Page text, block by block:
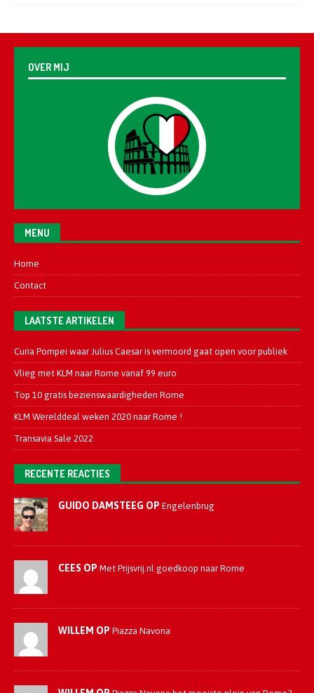
OVER MIJ
MENU
Home
Contact
LAATSTE ARTIKELEN
Curia Pompei waar Julius Caesar is vermoord gaat open voor publiek
Vlieg met KLM naar Rome vanaf 99 euro
Top 10 gratis bezienswaardigheden Rome
KLM Werelddeal weken 2020 naar Rome !
Transavia Sale 2022
RECENTE REACTIES
GUIDO DAMSTEEG OP Engelenbrug
CEES OP Met Prijsvrij.nl goedkoop naar Rome
WILLEM OP Piazza Navona